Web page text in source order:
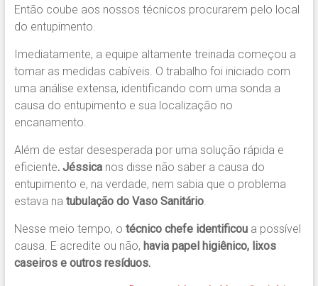
Então coube aos nossos técnicos procurarem pelo local
do entupimento.
Imediatamente, a equipe altamente treinada começou a
tomar as medidas cabíveis. O trabalho foi iniciado com
uma análise extensa, identificando com uma sonda a
causa do entupimento e sua localização no
encanamento.
Além de estar desesperada por uma solução rápida e
eficiente. Jéssicanos disse não saber a causa do
entupimento e, na verdade, nem sabia que o problema
estava na tubulação do Vaso Sanitário.
Nesse meio tempo, o técnico chefe identificoua possível
causa. E acredite ou não, havia papel higiênico, lixos
caseiros e outros resíduos.